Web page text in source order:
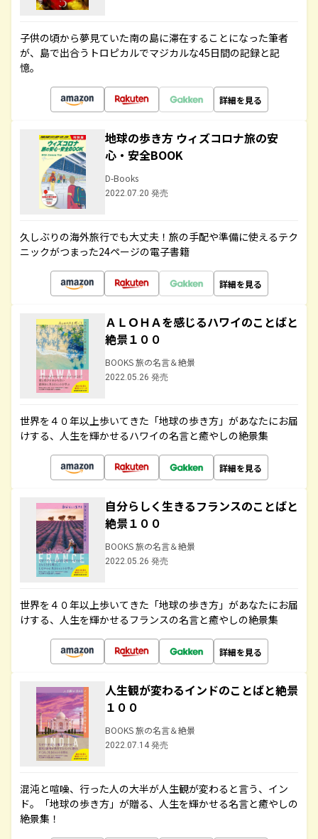
子供の頃から夢見ていた南の島に滞在することになった筆者
が、島で出合うトロピカルでマジカルな45日間の記録と記
憶。
詳細を見る
地球の歩き方 ウィズコロナ旅の安
心・安全BOOK
D-Books
2022.07.20 発売
久しぶりの海外旅行でも大丈夫！旅の手配や準備に使えるテク
ニックがつまった24ページの電子書籍
詳細を見る
ＡＬＯＨＡを感じるハワイのことばと
絶景１００
BOOKS 旅の名言＆絶景
2022.05.26 発売
世界を４０年以上歩いてきた「地球の歩き方」があなたにお届
けする、人生を輝かせるハワイの名言と癒やしの絶景集
詳細を見る
自分らしく生きるフランスのことばと
絶景１００
BOOKS 旅の名言＆絶景
2022.05.26 発売
世界を４０年以上歩いてきた「地球の歩き方」があなたにお届
けする、人生を輝かせるフランスの名言と癒やしの絶景集
詳細を見る
人生観が変わるインドのことばと絶景
１００
BOOKS 旅の名言＆絶景
2022.07.14 発売
混沌と喧噪、行った人の大半が人生観が変わると言う、イン
ド。「地球の歩き方」が贈る、人生を輝かせる名言と癒やしの
絶景集！